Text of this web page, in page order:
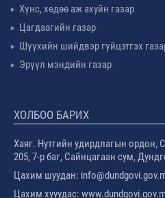
Хүнс, хөдөө аж ахуйн газар
Цагдаагийн газар
Шүүхийн шийдвэр гүйцэтгэх
Эрүүл мэндийн газар
ХОЛБОО БАРИХ
Хаяг. Нутгийн удирдлагын ордон,
205, 7-р баг, Сайнцагаан сум,
Цахим шуудан:
Цахим хууудас: